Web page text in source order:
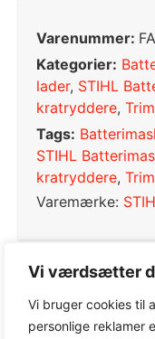
Vi værdsætter
Vi bruger cookies til
personlige reklamer
Varenummer:
Kategorier:
lader, STIHL
kratryddere,
Tags:
STIHL
kratryddere,
Varemærke: